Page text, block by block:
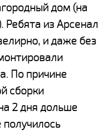
дом (на
Ребята из Арсенал
и даже без
По причине
сборки
2 дня дольше
получилось